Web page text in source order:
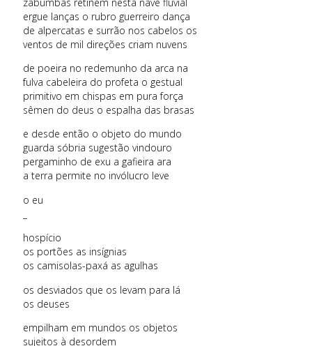
ergue lanças o rubro guerreiro dança
de alpercatas e surrão nos cabelos os
ventos de mil direções criam nuvens
de poeira no redemunho da arca na
fulva cabeleira do profeta o gestual
primitivo em chispas em pura força
sêmen do deus o espalha das brasas
e desde então o objeto do mundo
guarda sóbria sugestão vindouro
pergaminho de exu a gafieira ara
a terra permite no invólucro leve
o eu
hospício
os portões as insígnias
os camisolas-paxá as agulhas
os desviados que os levam para lá
os deuses
empilham em mundos os objetos
sujeitos à desordem